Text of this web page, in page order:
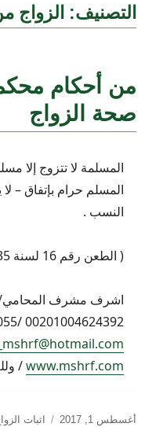
التصنيف: الزواج
من أحكام
صحة الزواج
المسلمة لا تتزوج إلا
المسلم حرام بإتفاق – لا
النسب .
( الطعن رقم 16 لسنة 35 ق ، جلسة 1967/3/8 )
00201004624392 /00201224321055 /
www.mshrf.com
/
نُشرت
أغسطس 1, 2017 التصنيفات
اثبات